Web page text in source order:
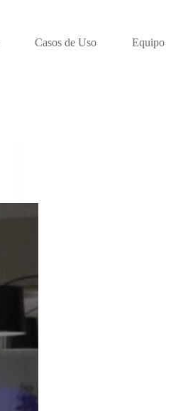
Casos de Uso Equipo